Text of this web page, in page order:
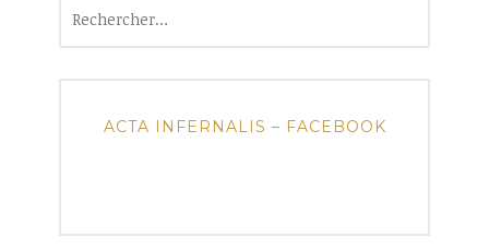
ACTA INFERNALIS – FACEBOOK